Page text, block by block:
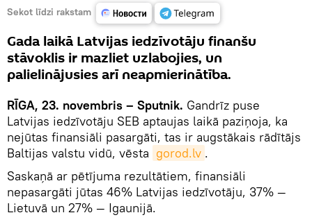
Sekot līdzi rakstam
Gada laikā Latvijas iedzīvotāju finanšu
stāvoklis ir mazliet uzlabojies, un
palielinājusies arī neapmierinātība.
RĪGA, 23. novembris – Sputnik. Gandrīz puse
Latvijas iedzīvotāju SEB aptaujas laikā paziņoja, ka
nejūtas finansiāli pasargāti, tas ir augstākais rādītājs
Baltijas valstu vidū, vēsta gorod.lv .
Saskaņā ar pētījuma rezultātiem, finansiāli
nepasargāti jūtas 46% Latvijas iedzīvotāju, 37% —
Lietuvā un 27% — Igaunijā.